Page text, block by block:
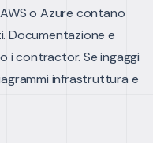
o Azure contano
Documentazione e
i contractor. Se ingaggi
infrastruttura e